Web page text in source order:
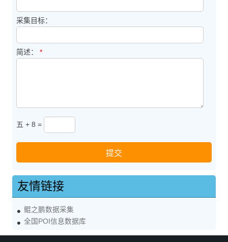
采集目标：
简述： *
五 + 8 =
友情链接
鲲之鹏数据采集
全国POI信息数据库